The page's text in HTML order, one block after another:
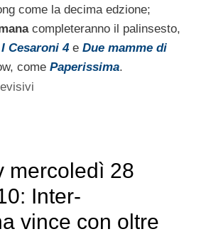
come la decima edzione;
completeranno il palinsesto,
I Cesaroni 4 e Due mamme di
come Paperissima.
mercoledì 28
Inter-
vince con oltre